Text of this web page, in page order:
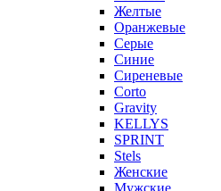
Желтые
Оранжевые
Серые
Синие
Сиреневые
Corto
Gravity
KELLYS
SPRINT
Stels
Женские
Мужские